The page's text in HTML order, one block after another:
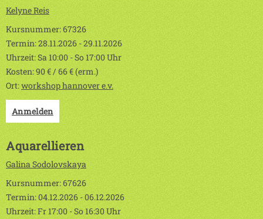
Kelyne Reis
Kursnummer: 67326
Termin: 28.11.2026 - 29.11.2026
Uhrzeit: Sa 10:00 - So 17:00 Uhr
Kosten: 90 € / 66 € (erm.)
Ort:workshop hannover e.v.
Anmelden
Aquarellieren
Galina Sodolovskaya
Kursnummer: 67626
Termin: 04.12.2026 - 06.12.2026
Uhrzeit: Fr 17:00 - So 16:30 Uhr